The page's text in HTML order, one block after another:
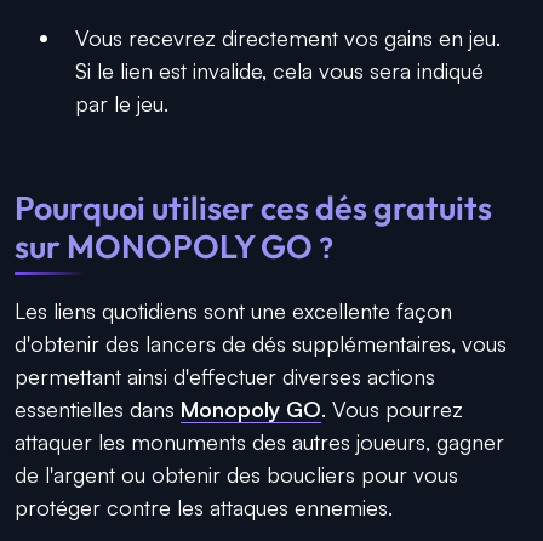
Vous recevrez directement vos gains en jeu.
Si le lien est invalide, cela vous sera indiqué
par le jeu.
Pourquoi utiliser ces dés gratuits
sur MONOPOLY GO ?
Les liens quotidiens sont une excellente façon
d'obtenir des lancers de dés supplémentaires, vous
permettant ainsi d'effectuer diverses actions
essentielles dans Monopoly GO. Vous pourrez
attaquer les monuments des autres joueurs, gagner
de l'argent ou obtenir des boucliers pour vous
protéger contre les attaques ennemies.